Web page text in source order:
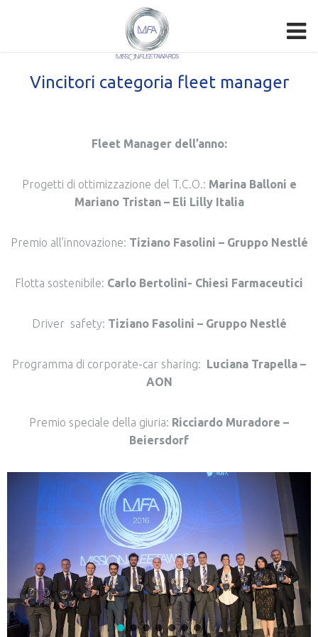
Vincitori categoria fleet manager
Fleet Manager dell’anno:
Progetti di ottimizzazione del T.C.O.: Marina Balloni e
Mariano Tristan – Eli Lilly Italia
Premio all’innovazione: Tiziano Fasolini – Gruppo Nestlé
Flotta sostenibile: Carlo Bertolini- Chiesi Farmaceutici
Driver safety: Tiziano Fasolini – Gruppo Nestlé
Programma di corporate-car sharing: Luciana Trapella –
AON
Premio speciale della giuria: Ricciardo Muradore –
Beiersdorf